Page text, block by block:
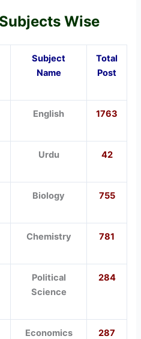
Wise
Subject
Name
Total
Post
English 1763
Urdu 42
Biology 755
Chemistry 781
Political
Science
284
Economics 287